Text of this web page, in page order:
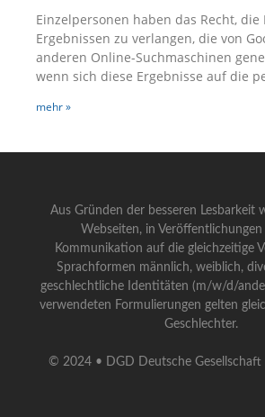
Einzelpersonen haben das Recht,
Ergebnissen zu verlangen, die von
anderen Online-Suchmaschinen
wenn sich diese Ergebnisse auf die
mehr »
Aus Gründen der besseren Lesbarkeit
Webseiten, in
Kommunikation auf die gleichzeitige
Sprachformen männlich, weiblich,
geschlechtliche Identitäten (m/w/d/
verwendeten Formulierungen gelten
Geschlechter.
© 2024 • DGD Deutsche